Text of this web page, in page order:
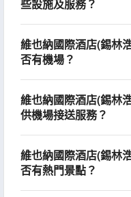
些設施及服務？
維也納國際酒店(錫林
否有機場？
維也納國際酒店(錫林
供機場接送服務？
維也納國際酒店(錫林
否有熱門景點？